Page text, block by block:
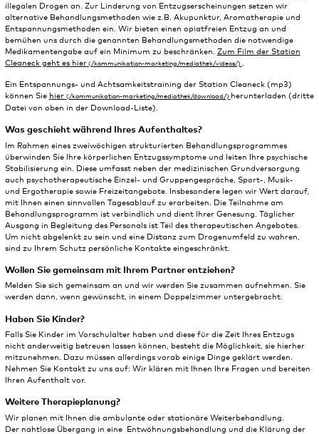
illegalen Drogen an. Zur Linderung von Entzugserscheinungen setzen wir
alternative Behandlungsmethoden wie z.B. Akupunktur, Aromatherapie und
Entspannungsmethoden ein. Wir bieten einen opiatfreien Entzug an und
bemühen uns durch die genannten Behandlungsmethoden die notwendige
Medikamentengabe auf ein Minimum zu beschränken.
Zum Film der Station
Cleaneck geht es hier
Ein Entspannungs- und Achtsamkeitstraining der Station Cleaneck (mp3)
können Sie hier
herunterladen (dritte
Datei von oben in der Download-Liste).
Was geschieht während Ihres Aufenthaltes?
Im Rahmen eines zweiwöchigen strukturierten Behandlungsprogrammes
überwinden Sie Ihre körperlichen Entzugssymptome und leiten Ihre psychische
Stabilisierung ein. Diese umfasst neben der medizinischen Grundversorgung
auch psychotherapeutische Einzel- und Gruppengespräche, Sport-, Musik-
und Ergotherapie sowie Freizeitangebote. Insbesondere legen wir Wert darauf,
mit Ihnen einen sinnvollen Tagesablauf zu erarbeiten. Die Teilnahme am
Behandlungsprogramm ist verbindlich und dient Ihrer Genesung. Täglicher
Ausgang in Begleitung des Personals ist Teil des therapeutischen Angebotes.
Um nicht abgelenkt zu sein und eine Distanz zum Drogenumfeld zu wahren,
sind zu Ihrem Schutz persönliche Kontakte eingeschränkt.
Wollen Sie gemeinsam mit Ihrem Partner entziehen?
Melden Sie sich gemeinsam an und wir werden Sie zusammen aufnehmen. Sie
werden dann, wenn gewünscht, in einem Doppelzimmer untergebracht.
Haben Sie Kinder?
Falls Sie Kinder im Vorschulalter haben und diese für die Zeit Ihres Entzugs
nicht anderweitig betreuen lassen können, besteht die Möglichkeit, sie hierher
mitzunehmen. Dazu müssen allerdings vorab einige Dinge geklärt werden.
Nehmen Sie Kontakt zu uns auf: Wir klären mit Ihnen Ihre Fragen und bereiten
Ihren Aufenthalt vor.
Weitere Therapieplanung?
Wir planen mit Ihnen die ambulante oder stationäre Weiterbehandlung.
Der nahtlose Übergang in eine Entwöhnungsbehandlung und die Klärung der